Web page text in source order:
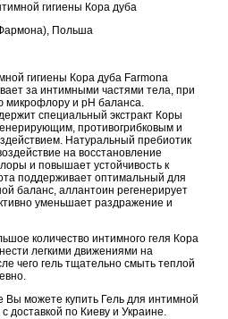
гигиены Кора дуба
Польша
гигиены Кора дуба Farmona
за интимными частями тела, при
и pH баланса.
специальный экстракт Коры
противогрибковым и
Натуральный пребиотик
на восстановление
и повышает устойчивость к
поддерживает оптимальный для
баланс, аллантоин регенерирует
уменьшает раздражение и
количество интимного геля Кора
легкими движениями на
чего гель тщательно смыть теплой
Вы можете купить Гель для интимной
доставкой по Киеву и Украине.